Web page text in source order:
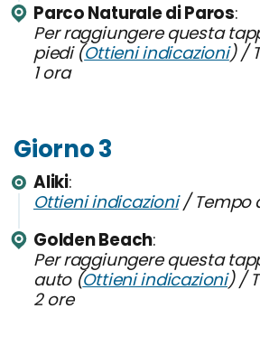
Parco Naturale di Paros
Per raggiungere questa
piedi (Ottieni indicazioni) /
1 ora
Giorno 3
Aliki
Ottieni indicazioni/ Tempo
Golden Beach
Per raggiungere questa
auto (Ottieni indicazioni) /
2 ore